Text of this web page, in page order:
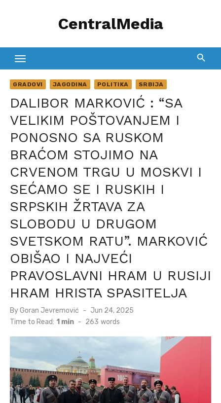
CentralMedia
GRADOVI JAGODINA POLITIKA SRBIJA
DALIBOR MARKOVIĆ : “SA
VELIKIM POŠTOVANJEM I
PONOSNO SA RUSKOM
BRAĆOM STOJIMO NA
CRVENOM TRGU U MOSKVI I
SEĆAMO SE I RUSKIH I
SRPSKIH ŽRTAVA ZA
SLOBODU U DRUGOM
SVETSKOM RATU”. MARKOVIĆ
OBIŠAO I NAJVEĆI
PRAVOSLAVNI HRAM U RUSIJI
HRAM HRISTA SPASITELJA
ByGoran Jevremović
Posted
on
Jun 24, 2025
Time to Read: 1 min - 263 words